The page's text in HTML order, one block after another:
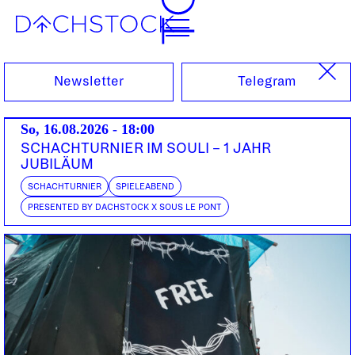
Sa, 03.12.2022
Newsletter Telegram
So, 16.08.2026 - 18:00
SCHACHTURNIER IM SOULI – 1 JAHR
JUBILÄUM
SCHACHTURNIER SPIELEABEND
PRESENTED BY DACHSTOCK X SOUS LE PONT